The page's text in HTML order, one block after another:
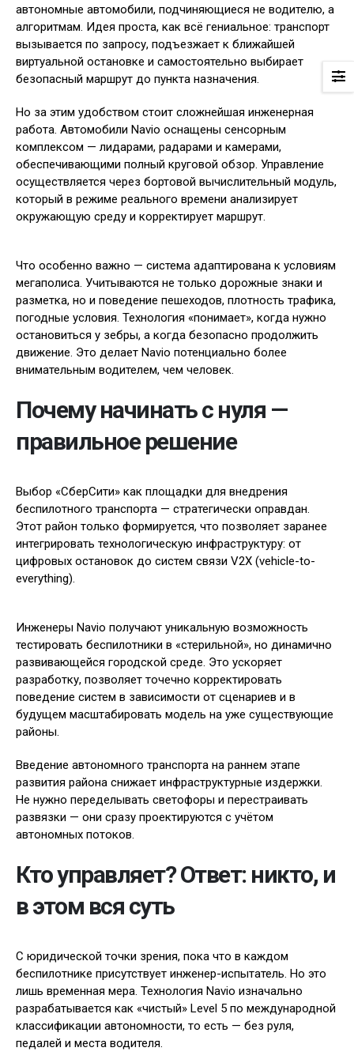
автономные автомобили, подчиняющиеся не водителю, а
алгоритмам. Идея проста, как всё гениальное: транспорт
вызывается по запросу, подъезжает к ближайшей
виртуальной остановке и самостоятельно выбирает
безопасный маршрут до пункта назначения.
Но за этим удобством стоит сложнейшая инженерная
работа. Автомобили Navio оснащены сенсорным
комплексом — лидарами, радарами и камерами,
обеспечивающими полный круговой обзор. Управление
осуществляется через бортовой вычислительный модуль,
который в режиме реального времени анализирует
окружающую среду и корректирует маршрут.
Что особенно важно — система адаптирована к условиям
мегаполиса. Учитываются не только дорожные знаки и
разметка, но и поведение пешеходов, плотность трафика,
погодные условия. Технология «понимает», когда нужно
остановиться у зебры, а когда безопасно продолжить
движение. Это делает Navio потенциально более
внимательным водителем, чем человек.
Почему начинать с нуля —
правильное решение
Выбор «СберСити» как площадки для внедрения
беспилотного транспорта — стратегически оправдан.
Этот район только формируется, что позволяет заранее
интегрировать технологическую инфраструктуру: от
цифровых остановок до систем связи V2X (vehicle-to-
everything).
Инженеры Navio получают уникальную возможность
тестировать беспилотники в «стерильной», но динамично
развивающейся городской среде. Это ускоряет
разработку, позволяет точечно корректировать
поведение систем в зависимости от сценариев и в
будущем масштабировать модель на уже существующие
районы.
Введение автономного транспорта на раннем этапе
развития района снижает инфраструктурные издержки.
Не нужно переделывать светофоры и перестраивать
развязки — они сразу проектируются с учётом
автономных потоков.
Кто управляет? Ответ: никто, и
в этом вся суть
С юридической точки зрения, пока что в каждом
беспилотнике присутствует инженер-испытатель. Но это
лишь временная мера. Технология Navio изначально
разрабатывается как «чистый» Level 5 по международной
классификации автономности, то есть — без руля,
педалей и места водителя.